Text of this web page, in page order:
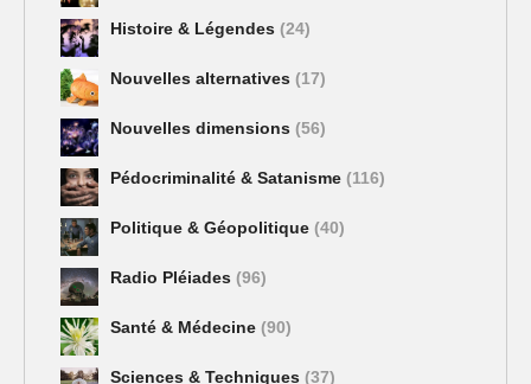
Histoire & Légendes (24)
Nouvelles alternatives (17)
Nouvelles dimensions (56)
Pédocriminalité & Satanisme (116)
Politique & Géopolitique (40)
Radio Pléiades (96)
Santé & Médecine (90)
Sciences & Techniques (37)